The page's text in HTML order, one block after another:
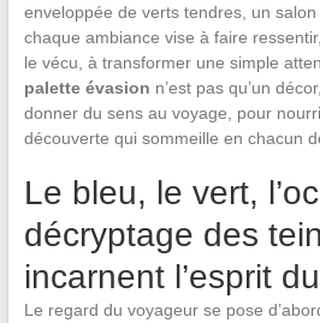
enveloppée de verts tendres, un
chaque ambiance vise à faire
le vécu, à transformer une simple
palette évasion n’est pas qu’un
donner du sens au voyage, pour
découverte qui sommeille en chacun
Le bleu, le vert,
décryptage des
incarnent l’esprit
Le regard du voyageur se pose